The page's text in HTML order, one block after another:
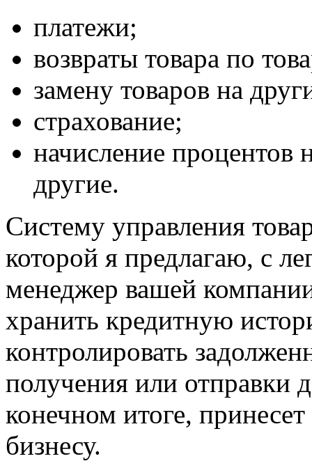
платежи;
возвраты товара по
замену товаров на
страхование;
начисление процентов
другие.
Систему управления
которой я предлагаю, с
менеджер вашей
хранить кредитную
контролировать
получения или отправки
конечном итоге,
бизнесу.